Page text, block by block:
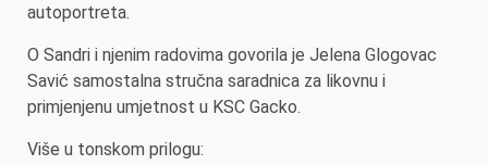
autoportreta.
O Sandri i njenim radovima govorila je Jelena Glogovac
Savić samostalna stručna saradnica za likovnu i
primjenjenu umjetnost u KSC Gacko.
Više u tonskom prilogu: